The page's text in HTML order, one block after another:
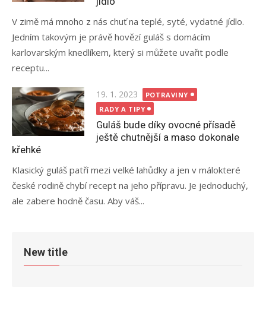
V zimě má mnoho z nás chuť na teplé, syté, vydatné jídlo.
Jedním takovým je právě hovězí guláš s domácím
karlovarským knedlíkem, který si můžete uvařit podle
receptu...
Posted
on
19. 1. 2023
POTRAVINY
RADY A TIPY
Guláš bude díky ovocné přísadě
ještě chutnější a maso dokonale
křehké
Klasický guláš patří mezi velké lahůdky a jen v málokteré
české rodině chybí recept na jeho přípravu. Je jednoduchý,
ale zabere hodně času. Aby váš...
New title